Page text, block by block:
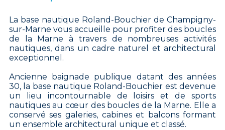
La base nautique Roland-Bouchier de Champigny-
sur-Marne vous accueille pour profiter des boucles
de la Marne à travers de nombreuses activités
nautiques, dans un cadre naturel et architectural
exceptionnel.
Ancienne baignade publique datant des années
30, la base nautique Roland-Bouchier est devenue
un lieu incontournable de loisirs et de sports
nautiques au cœur des boucles de la Marne. Elle a
conservé ses galeries, cabines et balcons formant
un ensemble architectural unique et classé.